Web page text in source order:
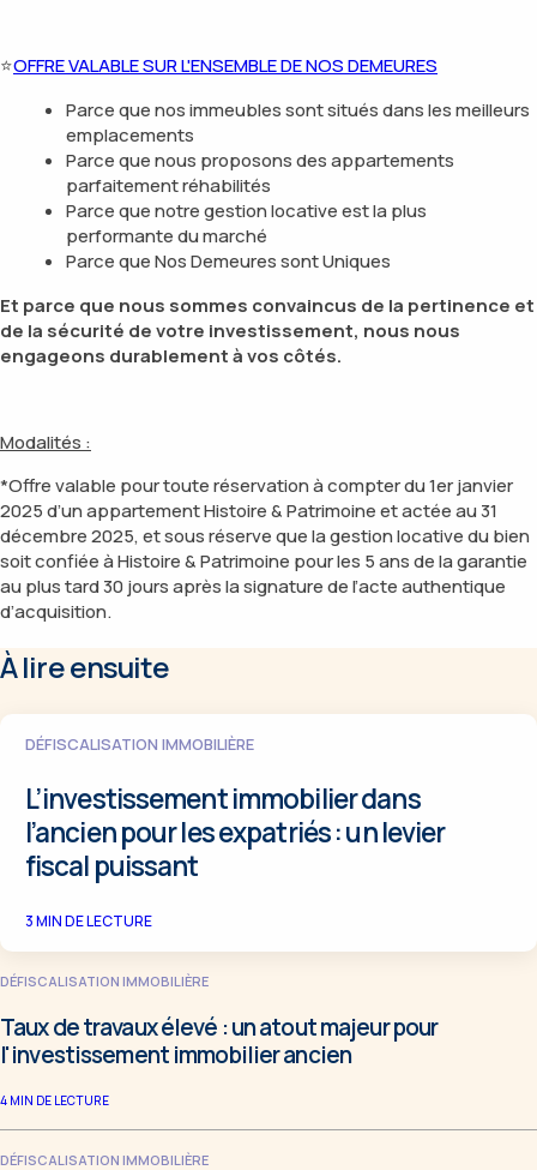
⭐OFFRE VALABLE SUR L'ENSEMBLE DE NOS DEMEURES
Parce quenos immeubles sont situés dans les meilleurs
emplacements
Parce quenous proposons des appartements
parfaitement réhabilités
Parce quenotre gestion locative est la plus
performante du marché
Parce queNos Demeures sont Uniques
Et parce que nous sommes convaincus de la pertinence et
de la sécurité de votre investissement, nous nous
engageons durablement à vos côtés.
Modalités :
*Offre valable pour toute réservation à compter du 1er janvier
2025 d’un appartement Histoire & Patrimoine et actée au 31
décembre 2025, et sous réserve que la gestion locative du bien
soit confiée à Histoire & Patrimoine pour les 5 ans de la garantie
au plus tard 30 jours après la signature de l’acte authentique
d’acquisition.
À lire ensuite
DÉFISCALISATION IMMOBILIÈRE
L’investissement immobilier dans
l’ancien pour les expatriés : un levier
fiscal puissant
3MIN DE LECTURE
DÉFISCALISATION IMMOBILIÈRE
Taux de travaux élevé : un atout majeur pour
l'investissement immobilier ancien
4 MIN DE LECTURE
DÉFISCALISATION IMMOBILIÈRE